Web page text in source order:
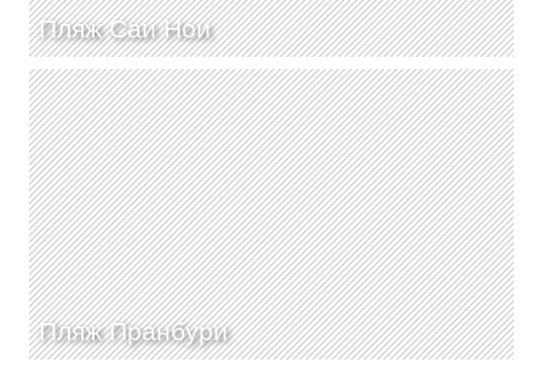
Пляж Саи Нои
Пляж Пранбури